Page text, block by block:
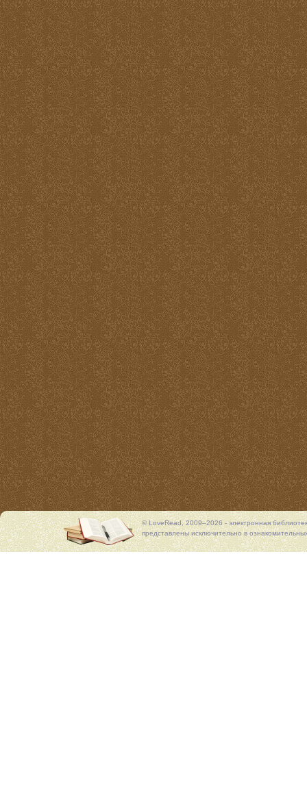
© LoveRead, 2009–2026 - электронная
представлены исключительно в